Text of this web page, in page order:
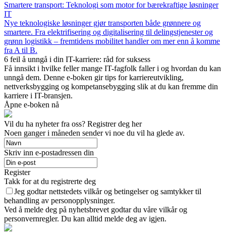
Smartere transport: Teknologi som motor for bærekraftige løsninger
IT
Nye teknologiske løsninger gjør transporten både grønnere og
smartere. Fra elektrifisering og digitalisering til delingstjenester og
grønn logistikk – fremtidens mobilitet handler om mer enn å komme
fra A til B.
6 feil å unngå i din IT-karriere: råd for suksess
Få innsikt i hvilke feller mange IT-fagfolk faller i og hvordan du kan
unngå dem. Denne e-boken gir tips for karriereutvikling,
nettverksbygging og kompetansebygging slik at du kan fremme din
karriere i IT-bransjen.
Åpne e-boken nå
Vil du ha nyheter fra oss? Registrer deg her
Noen ganger i måneden sender vi noe du vil ha glede av.
Skriv inn e-postadressen din
Register
Takk for at du registrerte deg
Jeg godtar nettstedets vilkår og betingelser og samtykker til
behandling av personopplysninger.
Ved å melde deg på nyhetsbrevet godtar du våre vilkår og
personvernregler. Du kan alltid melde deg av igjen.